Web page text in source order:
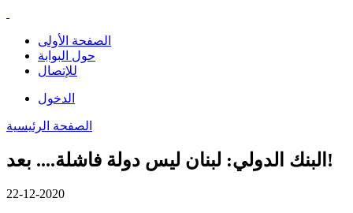
الصفحة الأولى
حول البوابة
للإتصال
الدخول
الصفحة الرئيسية
البنك الدولي: لبنان ليس دولة فاشلة.... بعد!
22-12-2020